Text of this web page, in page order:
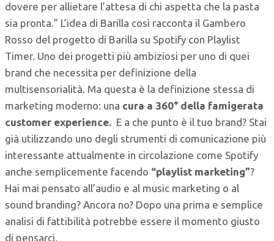
dovere per allietare l’attesa di chi aspetta che la pasta
sia pronta.” L’idea di Barilla così racconta il Gambero
Rosso del progetto di Barilla su Spotify con Playlist
Timer. Uno dei progetti più ambiziosi per uno di quei
brand che necessita per definizione della
multisensorialità. Ma questa è la definizione stessa di
marketing moderno: una cura a 360° della famigerata
customer experience. E a che punto è il tuo brand? Stai
già utilizzando uno degli strumenti di comunicazione più
interessante attualmente in circolazione come Spotify
anche semplicemente facendo “playlist marketing”?
Hai mai pensato all’audio e al music marketing o al
sound branding? Ancora no? Dopo una prima e semplice
analisi di fattibilità potrebbe essere il momento giusto
di pensarci.